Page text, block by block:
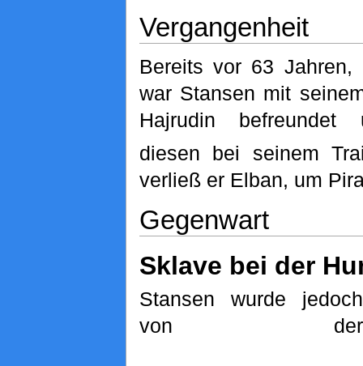
Vergangenheit
Bereits vor 63
war Stansen mit
Hajrudin befreundet
diesen bei seinem
verließ er Elban, um
Gegenwart
Sklave bei der
Stansen wurde jedoch
von der